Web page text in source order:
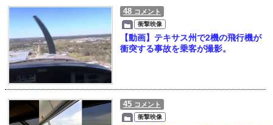
48 コメント
衝撃映像
【動画】テキサス州で2機の飛行機が
衝突する事故を乗客が撮影。
45 コメント
衝撃映像